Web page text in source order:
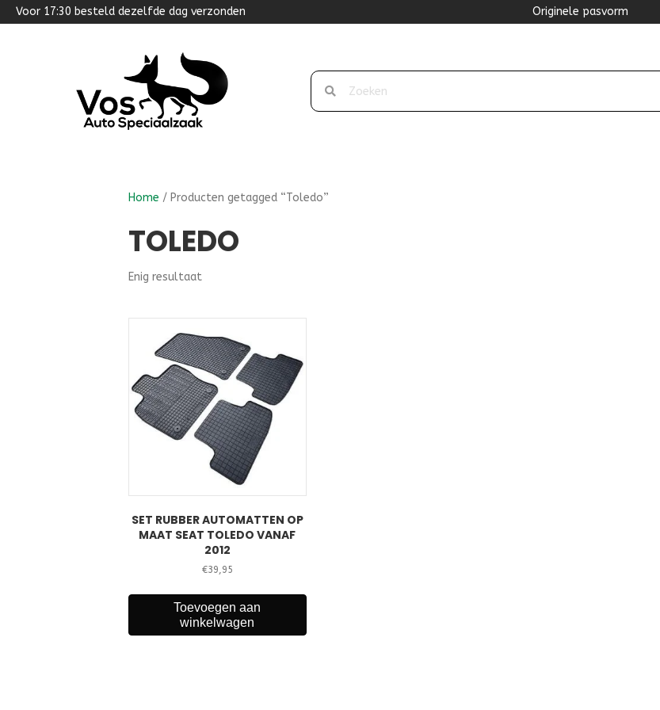
Voor 17:30 besteld dezelfde dag verzonden Originele pasvorm
Home / Producten getagged “Toledo”
TOLEDO
Enig resultaat
SET RUBBER AUTOMATTEN OP
MAAT SEAT TOLEDO VANAF
2012
€39,95
Toevoegen aan
winkelwagen